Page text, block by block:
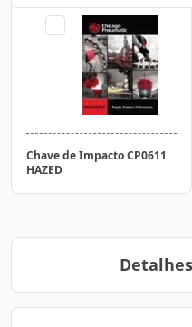
Chave de Impacto CP0611
HAZED